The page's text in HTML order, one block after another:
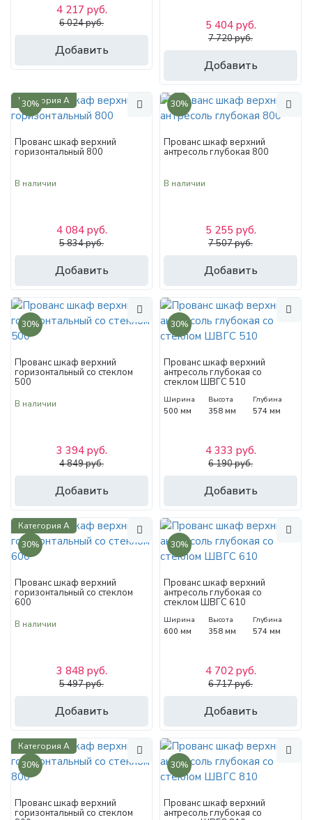
Добавить
4 217 руб.
6 024 руб.
Добавить
5 404 руб.
7 720 руб.
Категория А
30%
Прованс шкаф верхний
горизонтальный 800
В наличии
Добавить
4 084 руб.
5 834 руб.
30%
Прованс шкаф верхний
антресоль глубокая 800
В наличии
Добавить
5 255 руб.
7 507 руб.
30%
Прованс шкаф верхний
горизонтальный со стеклом
500
В наличии
Добавить
3 394 руб.
4 849 руб.
30%
Прованс шкаф верхний
антресоль глубокая со
стеклом ШВГС 510
Ширина
500 мм
Высота
358 мм
Глубина
574 мм
Добавить
4 333 руб.
6 190 руб.
Категория А
30%
Прованс шкаф верхний
горизонтальный со стеклом
600
В наличии
Добавить
3 848 руб.
5 497 руб.
30%
Прованс шкаф верхний
антресоль глубокая со
стеклом ШВГС 610
Ширина
600 мм
Высота
358 мм
Глубина
574 мм
Добавить
4 702 руб.
6 717 руб.
Категория А
30%
Прованс шкаф верхний
горизонтальный со стеклом
30%
Прованс шкаф верхний
антресоль глубокая со